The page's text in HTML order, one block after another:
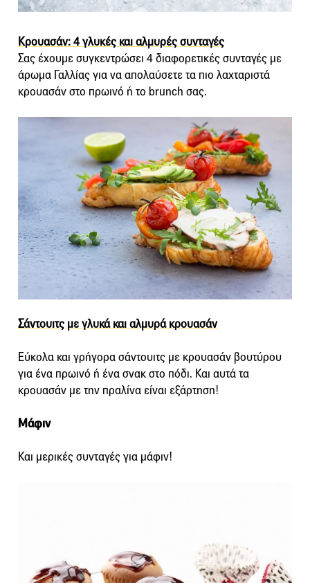
Κρουασάν: 4 γλυκές και αλμυρές συνταγές
Σας έχουμε συγκεντρώσει 4 διαφορετικές συνταγές με
άρωμα Γαλλίας για να απολαύσετε τα πιο λαχταριστά
κρουασάν στο πρωινό ή το brunch σας.
Σάντουιτς με γλυκά και αλμυρά κρουασάν
Εύκολα και γρήγορα σάντουιτς με κρουασάν βουτύρου
για ένα πρωινό ή ένα σνακ στο πόδι. Και αυτά τα
κρουασάν με την πραλίνα είναι εξάρτηση!
Μάφιν
Και μερικές συνταγές για μάφιν!